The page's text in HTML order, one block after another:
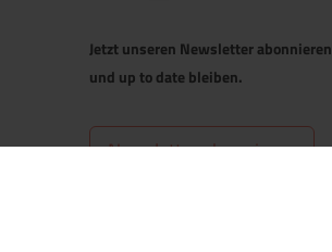
Jetzt unseren Newsletter abonnieren
und up to date bleiben.
Newsletter abonnieren